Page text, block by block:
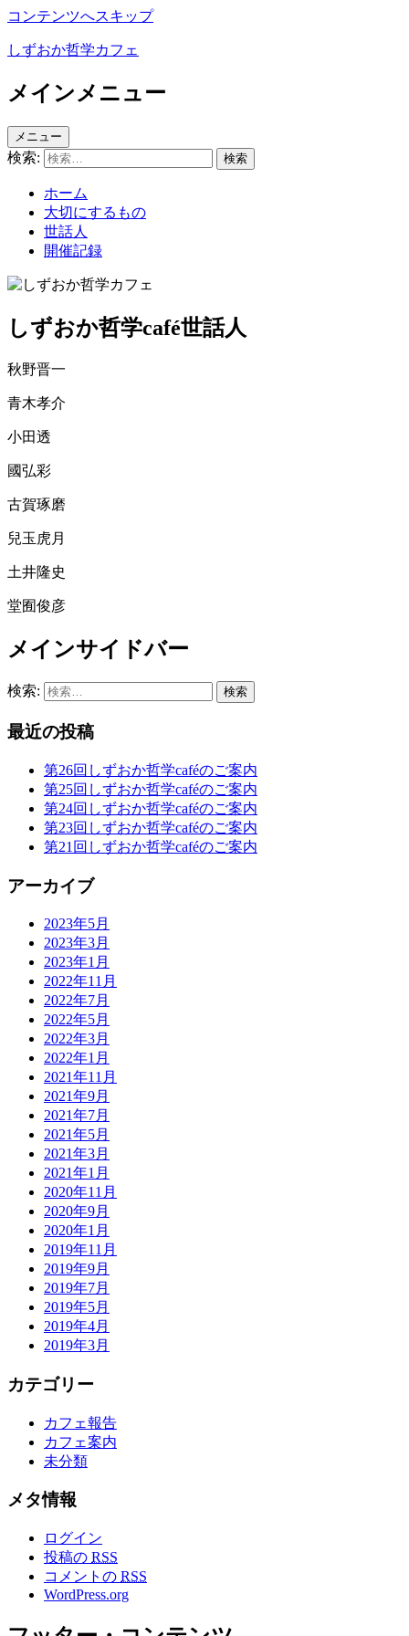
コンテンツへスキップ
しずおか哲学カフェ
メインメニュー
メニュー
検索:
ホーム
大切にするもの
世話人
開催記録
しずおか哲学café世話人
秋野晋一
青木孝介
小田透
國弘彩
古賀琢磨
兒玉虎月
土井隆史
堂囿俊彦
メインサイドバー
検索:
最近の投稿
第26回しずおか哲学caféのご案内
第25回しずおか哲学caféのご案内
第24回しずおか哲学caféのご案内
第23回しずおか哲学caféのご案内
第21回しずおか哲学caféのご案内
アーカイブ
2023年5月
2023年3月
2023年1月
2022年11月
2022年7月
2022年5月
2022年3月
2022年1月
2021年11月
2021年9月
2021年7月
2021年5月
2021年3月
2021年1月
2020年11月
2020年9月
2020年1月
2019年11月
2019年9月
2019年7月
2019年5月
2019年4月
2019年3月
カテゴリー
カフェ報告
カフェ案内
未分類
メタ情報
ログイン
投稿の RSS
コメントの RSS
WordPress.org